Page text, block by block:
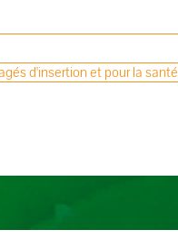
d'insertion et pour la santé